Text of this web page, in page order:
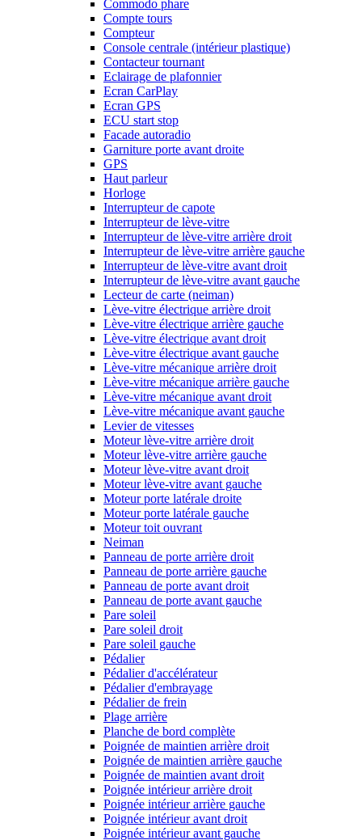
Commodo phare
Compte tours
Compteur
Console centrale (intérieur plastique)
Contacteur tournant
Eclairage de plafonnier
Ecran CarPlay
Ecran GPS
ECU start stop
Facade autoradio
Garniture porte avant droite
GPS
Haut parleur
Horloge
Interrupteur de capote
Interrupteur de lève-vitre
Interrupteur de lève-vitre arrière droit
Interrupteur de lève-vitre arrière gauche
Interrupteur de lève-vitre avant droit
Interrupteur de lève-vitre avant gauche
Lecteur de carte (neiman)
Lève-vitre électrique arrière droit
Lève-vitre électrique arrière gauche
Lève-vitre électrique avant droit
Lève-vitre électrique avant gauche
Lève-vitre mécanique arrière droit
Lève-vitre mécanique arrière gauche
Lève-vitre mécanique avant droit
Lève-vitre mécanique avant gauche
Levier de vitesses
Moteur lève-vitre arrière droit
Moteur lève-vitre arrière gauche
Moteur lève-vitre avant droit
Moteur lève-vitre avant gauche
Moteur porte latérale droite
Moteur porte latérale gauche
Moteur toit ouvrant
Neiman
Panneau de porte arrière droit
Panneau de porte arrière gauche
Panneau de porte avant droit
Panneau de porte avant gauche
Pare soleil
Pare soleil droit
Pare soleil gauche
Pédalier
Pédalier d'accélérateur
Pédalier d'embrayage
Pédalier de frein
Plage arrière
Planche de bord complète
Poignée de maintien arrière droit
Poignée de maintien arrière gauche
Poignée de maintien avant droit
Poignée intérieur arrière droit
Poignée intérieur arrière gauche
Poignée intérieur avant droit
Poignée intérieur avant gauche